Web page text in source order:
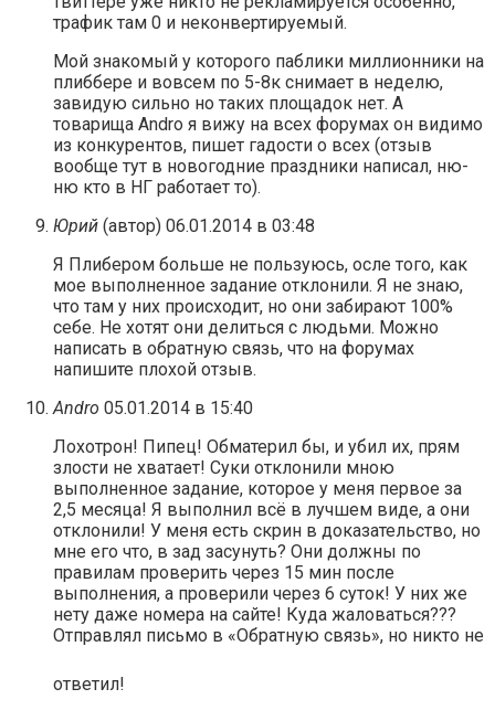
трафик там 0 и неконвертируемый.
Мой знакомый у которого паблики миллионники на
плиббере и вовсем по 5-8к снимает в неделю,
завидую сильно но таких площадок нет. А
товарища Andro я вижу на всех форумах он видимо
из конкурентов, пишет гадости о всех (отзыв
вообще тут в новогодние праздники написал, ню-
ню кто в НГ работает то).
Юрий (автор) 06.01.2014 в 03:48
Я Плибером больше не пользуюсь, осле того, как
мое выполненное задание отклонили. Я не знаю,
что там у них происходит, но они забирают 100%
себе. Не хотят они делиться с людьми. Можно
написать в обратную связь, что на форумах
напишите плохой отзыв.
Andro 05.01.2014 в 15:40
Лохотрон! Пипец! Обматерил бы, и убил их, прям
злости не хватает! Суки отклонили мною
выполненное задание, которое у меня первое за
2,5 месяца! Я выполнил всё в лучшем виде, а они
отклонили! У меня есть скрин в доказательство, но
мне его что, в зад засунуть? Они должны по
правилам проверить через 15 мин после
выполнения, а проверили через 6 суток! У них же
нету даже номера на сайте! Куда жаловаться???
Отправлял письмо в «Обратную связь», но никто не
ответил!